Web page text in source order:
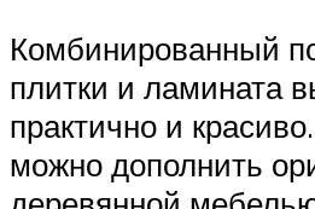
Комбинированный
плитки и ламината
практично и
можно дополнить